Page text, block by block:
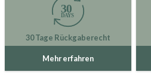
30 Tage Rückgaberecht
Mehr erfahren